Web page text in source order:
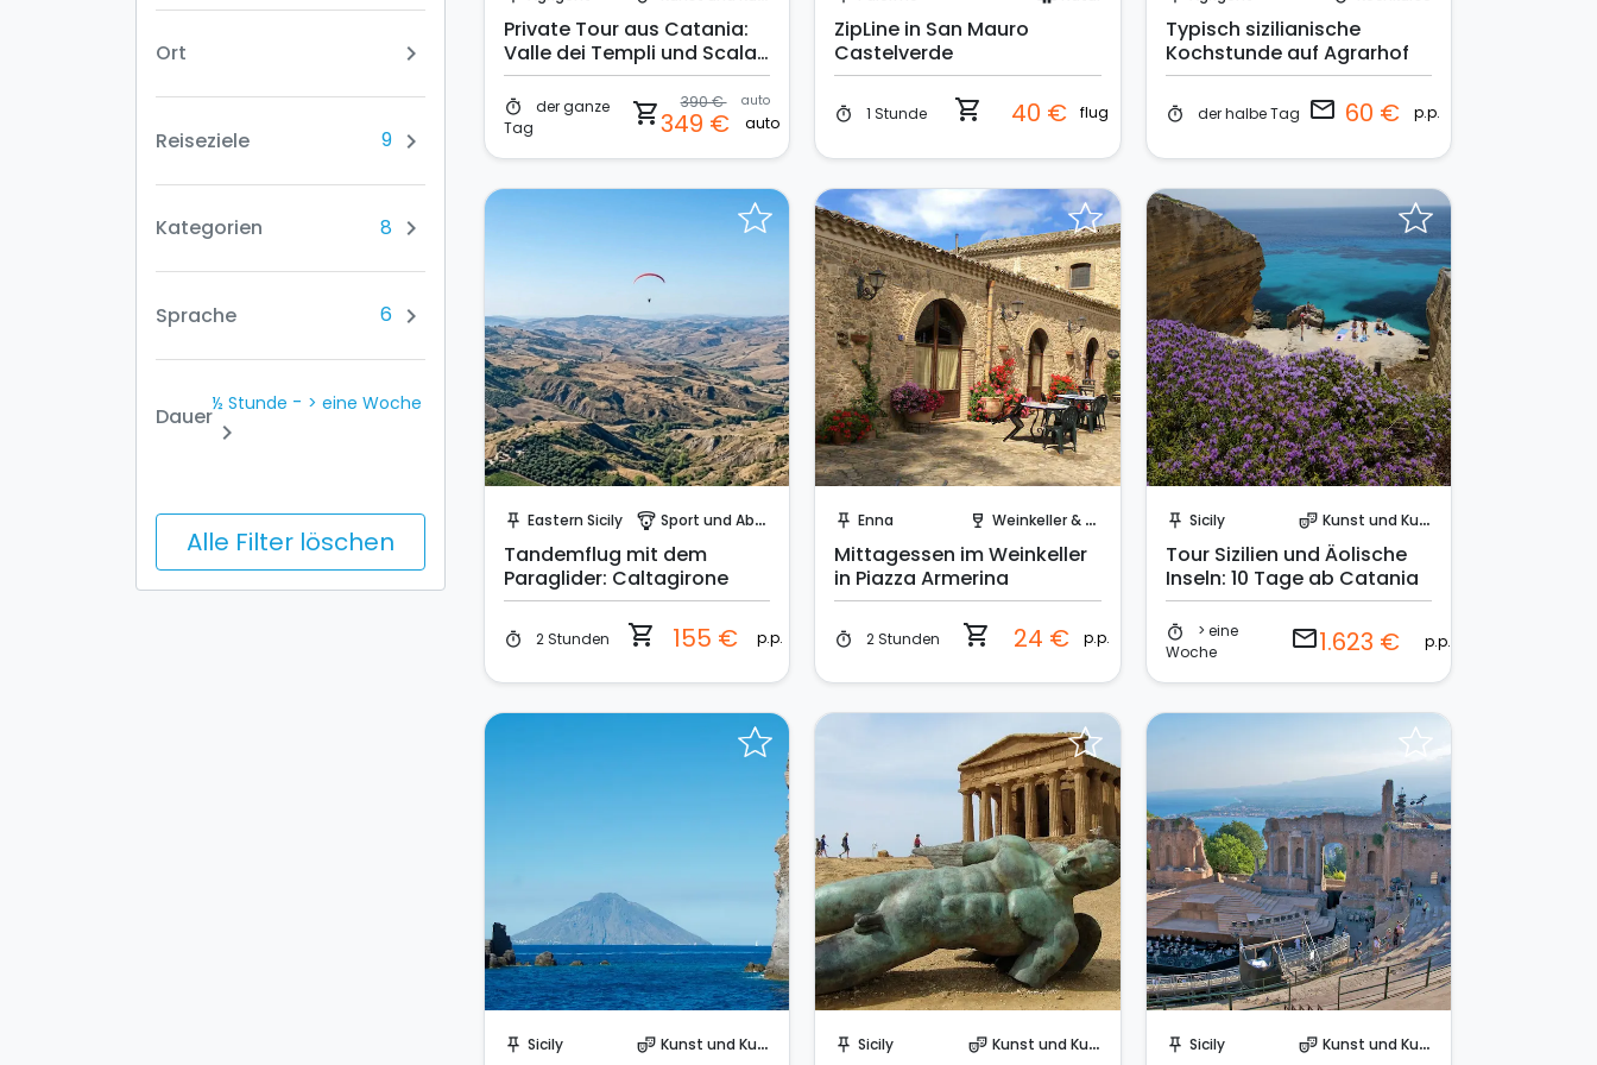
Ort chevron_right
Reiseziele 9 chevron_right
Kategorien 8 chevron_right
Sprache 6 chevron_right
Dauer
½ Stunde - > eine Woche
chevron_right
Alle Filter löschen
Private Tour aus Catania:
Valle dei Templi und Scala
dei Turchi
timer
der ganze
Tag
shopping_cart 390 € auto
349 € auto
ZipLine in San Mauro
Castelverde
timer 1 Stunde shopping_cart 40 € flug
Typisch sizilianische
Kochstunde auf Agrarhof
timer der halbe Tag email 60 € p.p.
push_pin Eastern Sicily paragliding Sport und Abenteuer
Tandemflug mit dem
Paraglider: Caltagirone
timer 2 Stunden shopping_cart 155 € p.p.
push_pin Enna wine_bar Weinkeller & Weinberge
Mittagessen im Weinkeller
in Piazza Armerina
timer 2 Stunden shopping_cart 24 € p.p.
push_pin Sicily theater_comedy Kunst und Kultur
Tour Sizilien und Äolische
Inseln: 10 Tage ab Catania
timer
> eine
Woche
email1.623 € p.p.
push_pin Sicily theater_comedy Kunst und Kultur push_pin Sicily theater_comedy Kunst und Kultur push_pin Sicily theater_comedy Kunst und Kultur